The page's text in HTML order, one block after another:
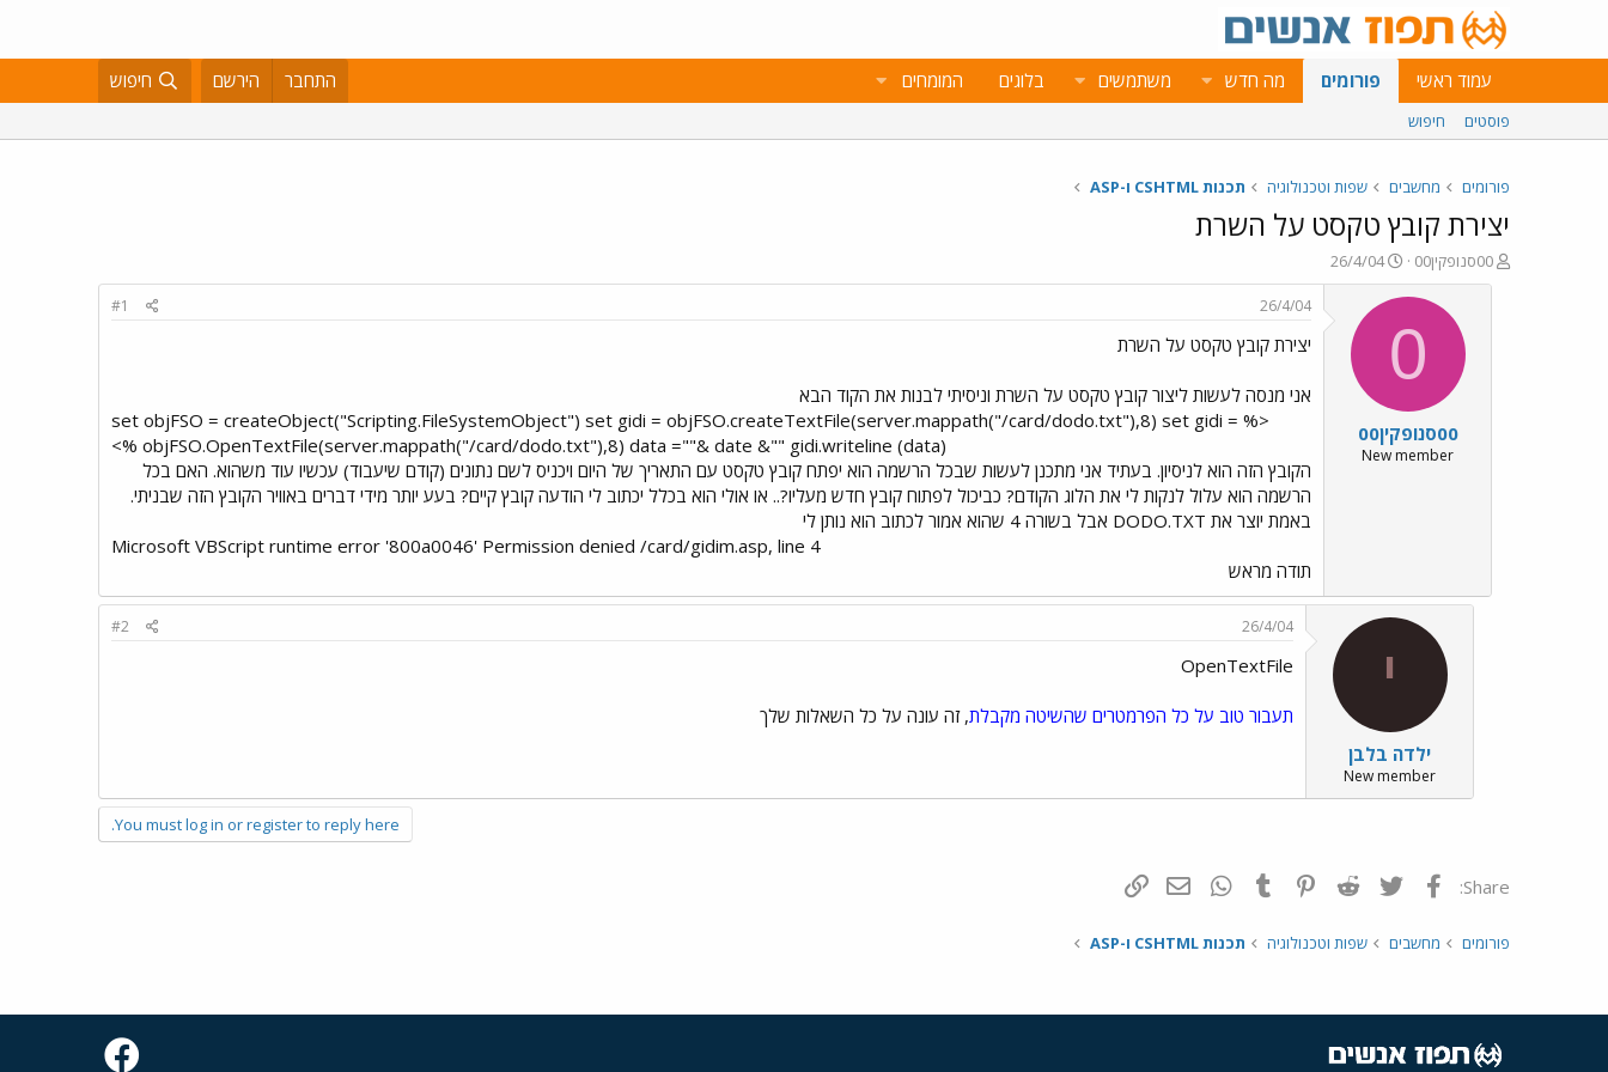
עמוד ראשי פורומים מה חדש משתמשים בלוגים המומחים התחבר הירשם חיפוש
פוסטים חיפוש
פורומים מחשבים שפות וטכנולוגיה תכנות CSHTML ו-ASP
יצירת קובץ טקסט על השרת
פ
ו
00סנופקין00
פ
ו
ר
א
ר
י
26/4/04
0
00סנופקין00
New member
26/4/04
#1
יצירת קובץ טקסט על השרת
אני מנסה לעשות ליצור קובץ טקסט על השרת וניסיתי לבנות את הקוד הבא
<% set objFSO = createObject("Scripting.FileSystemObject") set gidi = objFSO.createTextFile(server.mappath("/card/dodo.txt"),8) set gidi =
objFSO.OpenTextFile(server.mappath("/card/dodo.txt"),8) data =""& date &"" gidi.writeline (data) %>​
הקובץ הזה הוא לניסיון. בעתיד אני מתכנן לעשות שבכל הרשמה הוא יפתח קובץ טקסט עם התאריך של היום ויכניס לשם נתונים (קודם שיעבוד) עכשיו עוד משהוא. האם בכל
הרשמה הוא עלול לנקות לי את הלוג הקודם? כביכול לפתוח קובץ חדש מעליו?.. או אולי הוא בכלל יכתוב לי הודעה קובץ קיים? בעע יותר מידי דברים באוויר הקובץ הזה שבניתי.
באמת יוצר את DODO.TXT אבל בשורה 4 שהוא אמור לכתוב הוא נותן לי
Microsoft VBScript runtime error '800a0046' Permission denied /card/gidim.asp, line 4​
תודה מראש
י
ילדה בלבן
New member
26/4/04
#2
OpenTextFile
תעבור טוב על כל הפרמטרים שהשיטה מקבלת, זה עונה על כל השאלות שלך
You must log in or register to reply here.
Share: פייסבוק Twitter
Reddit
Pinterest
Tumblr
WhatsAppדואר אלקטרוני
פורומים מחשבים שפות וטכנולוגיה תכנות CSHTML ו-ASP